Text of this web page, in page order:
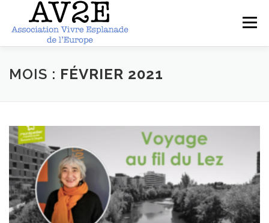
contenu
Menu
ACCUEIL PRESENTATION
MOIS : FÉVRIER 2021